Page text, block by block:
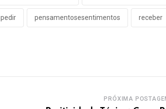
pedir pensamentosesentimentos receber
PRÓXIMA